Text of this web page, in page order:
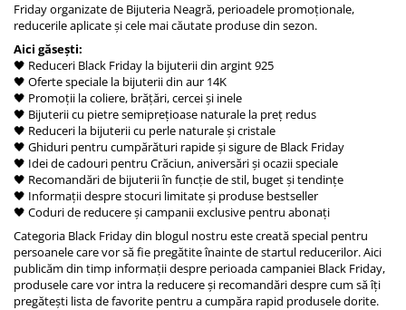
Friday organizate de Bijuteria Neagră, perioadele promoționale,
reducerile aplicate și cele mai căutate produse din sezon.
Aici găsești:
🖤 Reduceri Black Friday la bijuterii din argint 925
🖤 Oferte speciale la bijuterii din aur 14K
🖤 Promoții la coliere, brățări, cercei și inele
🖤 Bijuterii cu pietre semiprețioase naturale la preț redus
🖤 Reduceri la bijuterii cu perle naturale și cristale
🖤 Ghiduri pentru cumpărături rapide și sigure de Black Friday
🖤 Idei de cadouri pentru Crăciun, aniversări și ocazii speciale
🖤 Recomandări de bijuterii în funcție de stil, buget și tendințe
🖤 Informații despre stocuri limitate și produse bestseller
🖤 Coduri de reducere și campanii exclusive pentru abonați
Categoria Black Friday din blogul nostru este creată special pentru
persoanele care vor să fie pregătite înainte de startul reducerilor. Aici
publicăm din timp informații despre perioada campaniei Black Friday,
produsele care vor intra la reducere și recomandări despre cum să îți
pregătești lista de favorite pentru a cumpăra rapid produsele dorite.